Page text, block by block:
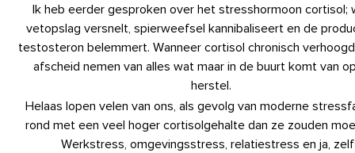
Ik heb eerder gesproken over het stresshormoon cortisol;
vetopslag versnelt, spierweefsel kannibaliseert en de
testosteron belemmert. Wanneer cortisol chronisch
afscheid nemen van alles wat maar in de buurt komt van
herstel.
Helaas lopen velen van ons, als gevolg van moderne
rond met een veel hoger cortisolgehalte dan ze zouden
Werkstress, omgevingsstress, relatiestress en ja,